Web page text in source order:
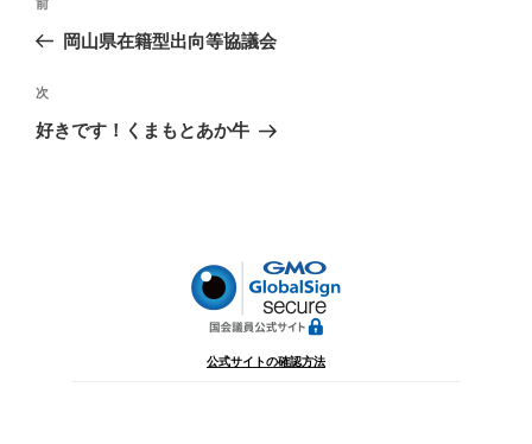
ナ
ビ
ゲ
前
の
稿
前
岡山県在籍型出向等協議会
次
の
次
好きです！くまもとあか牛
公式サイトの確認方法